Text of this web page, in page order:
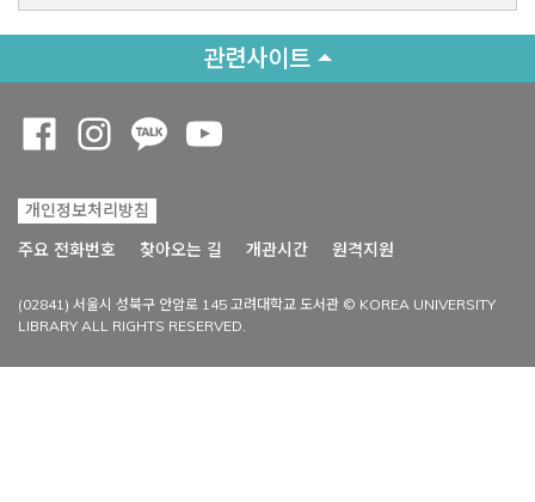
관련사이트
개인정보처리방침
주요 전화번호
찾아오는 길 개관시간 원격지원
(02841) 서울시 성북구 안암로 145 고려대학교 도서관 © KOREA UNIVERSITY
LIBRARY ALL RIGHTS RESERVED.
Opens a new window
Opens a new window
Opens a new window